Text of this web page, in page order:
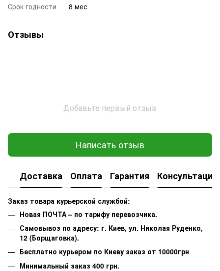
Срок годности
8 мес
Отзывы
Добавьте первый отзыв
Написать отзыв
Доставка Оплата Гарантия Консультация
Заказ товара курьерской службой:
Новая ПОЧТА – по тарифу перевозчика.
Самовывоз по адресу: г. Киев, ул. Николая Руденко,
12 (Борщаговка).
Бесплатно курьером по Киеву заказ от 10000грн
Минимальный заказ 400 грн.